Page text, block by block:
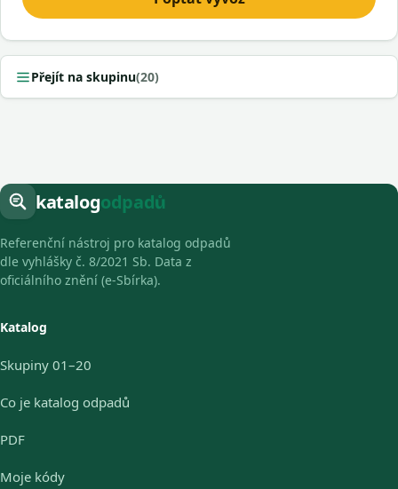
Přejít na skupinu(20)
katalogodpadů
Referenční nástroj pro katalog odpadů
dle vyhlášky č. 8/2021 Sb. Data z
oficiálního znění (e-Sbírka).
Katalog
Skupiny 01–20
Co je katalog odpadů
PDF
Moje kódy